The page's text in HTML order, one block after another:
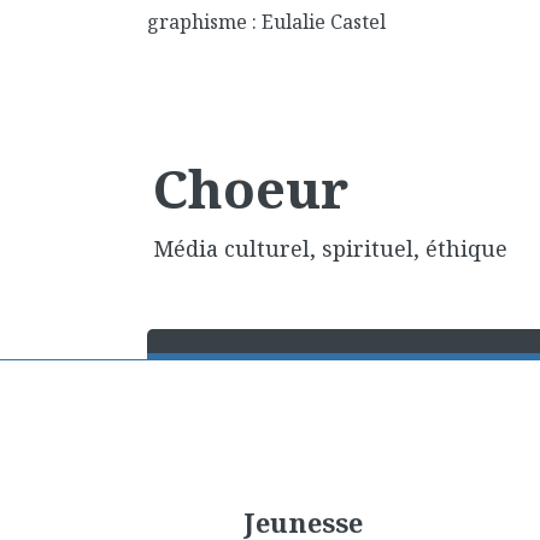
graphisme : Eulalie Castel
Choeur
Média culturel, spirituel, éthique
Jeunesse